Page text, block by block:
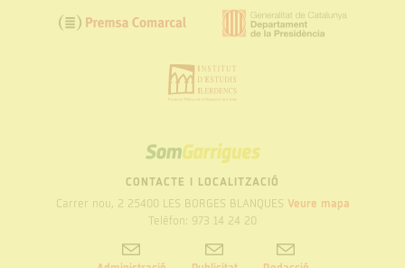
SOM
GARRIGUES
CONTACTE I LOCALITZACIÓ
Carrer nou, 2 25400 LES BORGES BLANQUES Veure mapa
Telèfon: 973 14 24 20